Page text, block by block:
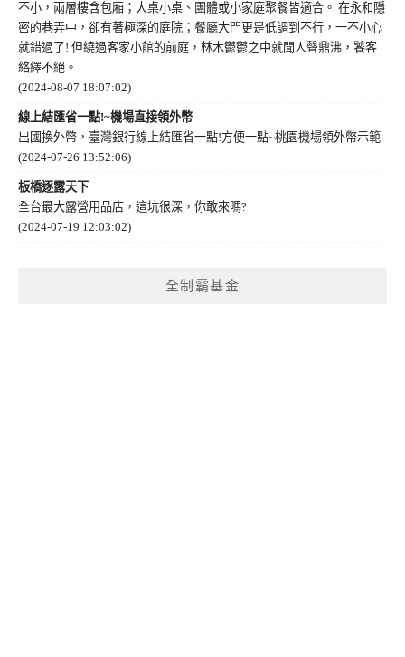
不小，兩層樓含包廂；大桌小桌、團體或小家庭聚餐皆適合。 在永和隱
密的巷弄中，卻有著極深的庭院；餐廳大門更是低調到不行，一不小心
就錯過了! 但繞過客家小館的前庭，林木鬱鬱之中就聞人聲鼎沸，饕客
絡繹不絕。
(2024-08-07 18:07:02)
線上結匯省一點!~機場直接領外幣
出國換外幣，臺灣銀行線上結匯省一點!方便一點~桃園機場領外幣示範
(2024-07-26 13:52:06)
板橋逐露天下
全台最大露營用品店，這坑很深，你敢來嗎?
(2024-07-19 12:03:02)
全制霸基金